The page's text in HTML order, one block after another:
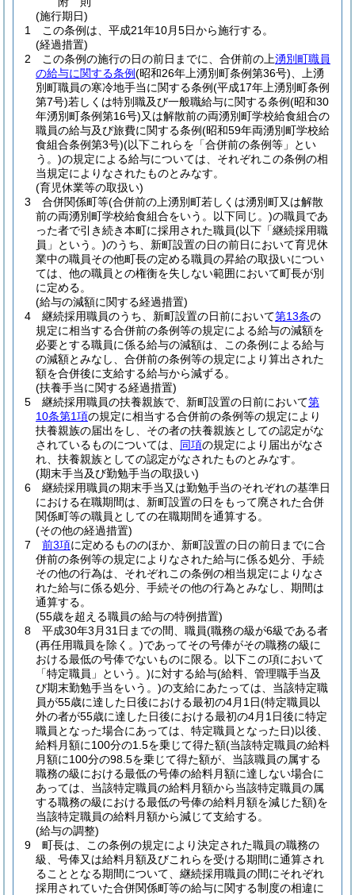
(施行期日)
1
この条例は、平成21年10月5日から施行する。
(経過措置)
2
この条例の施行の日の前日までに、合併前の上湧別町職員
の給与に関する条例(昭和26年上湧別町条例第36号) 、上湧
別町職員の寒冷地手当に関する条例(平成17年上湧別町条例
第7号)若しくは特別職及び一般職給与に関する条例(昭和30
年湧別町条例第16号)又は解散前の両湧別町学校給食組合の
職員の給与及び旅費に関する条例(昭和59年両湧別町学校給
食組合条例第3号)(以下これらを「合併前の条例等」とい
う。)の規定による給与については、それぞれこの条例の相
当規定によりなされたものとみなす。
(育児休業等の取扱い)
3
合併関係町等(合併前の上湧別町若しくは湧別町又は解散
前の両湧別町学校給食組合をいう。以下同じ。)の職員であ
った者で引き続き本町に採用された職員(以下「継続採用職
員」という。)のうち、新町設置の日の前日において育児休
業中の職員その他町長の定める職員の昇給の取扱いについ
ては、他の職員との権衡を失しない範囲において町長が別
に定める。
(給与の減額に関する経過措置)
4
継続採用職員のうち、新町設置の日前において第13条の
規定に相当する合併前の条例等の規定による給与の減額を
必要とする職員に係る給与の減額は、この条例による給与
の減額とみなし、合併前の条例等の規定により算出された
額を合併後に支給する給与から減ずる。
(扶養手当に関する経過措置)
5
継続採用職員の扶養親族で、新町設置の日前において第
10条第1項の規定に相当する合併前の条例等の規定により
扶養親族の届出をし、その者の扶養親族としての認定がな
されているものについては、 同項の規定により届出がなさ
れ、扶養親族としての認定がなされたものとみなす。
(期末手当及び勤勉手当の取扱い)
6
継続採用職員の期末手当又は勤勉手当のそれぞれの基準日
における在職期間は、新町設置の日をもって廃された合併
関係町等の職員としての在職期間を通算する。
(その他の経過措置)
7
前3項に定めるもののほか、新町設置の日の前日までに合
併前の条例等の規定によりなされた給与に係る処分、手続
その他の行為は、それぞれこの条例の相当規定によりなさ
れた給与に係る処分、手続その他の行為とみなし、期間は
通算する。
(55歳を超える職員の給与の特例措置)
8
平成30年3月31日までの間、職員(職務の級が6級である者
(再任用職員を除く。)であってその号俸がその職務の級に
おける最低の号俸でないものに限る。以下この項において
「特定職員」という。)に対する給与(給料、管理職手当及
び期末勤勉手当をいう。)の支給にあたっては、当該特定職
員が55歳に達した日後における最初の4月1日(特定職員以
外の者が55歳に達した日後における最初の4月1日後に特定
職員となった場合にあっては、特定職員となった日)以後、
給料月額に100分の1.5を乗じて得た額(当該特定職員の給料
月額に100分の98.5を乗じて得た額が、当該職員の属する
職務の級における最低の号俸の給料月額に達しない場合に
あっては、当該特定職員の給料月額から当該特定職員の属
する職務の級における最低の号俸の給料月額を減じた額)を
当該特定職員の給料月額から減じて支給する。
(給与の調整)
9
町長は、この条例の規定により決定された職員の職務の
級、号俸又は給料月額及びこれらを受ける期間に通算され
ることとなる期間について、継続採用職員の間にそれぞれ
採用されていた合併関係町等の給与に関する制度の相違に